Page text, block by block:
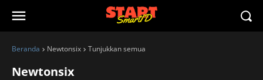
Beranda Newtonsix Tunjukkan semua
Newtonsix